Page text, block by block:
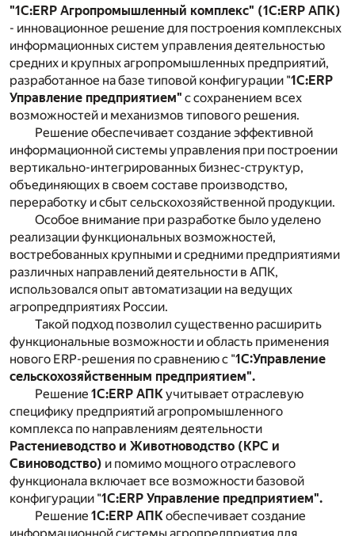
"1С:ERP Агропромышленный комплекс" (1С:ERP АПК)
- инновационное решение для построения комплексных
информационных систем управления деятельностью
средних и крупных агропромышленных предприятий,
разработанное на базе типовой конфигурации "1С:ERP
Управление предприятием" с сохранением всех
возможностей и механизмов типового решения.
Решение обеспечивает создание эффективной
информационной системы управления при построении
вертикально-интегрированных бизнес-структур,
объединяющих в своем составе производство,
переработку и сбыт сельскохозяйственной продукции.
Особое внимание при разработке было уделено
реализации функциональных возможностей,
востребованных крупными и средними предприятиями
различных направлений деятельности в АПК,
использовался опыт автоматизации на ведущих
агропредприятиях России.
Такой подход позволил существенно расширить
функциональные возможности и область применения
нового ERP-решения по сравнению с "1С:Управление
сельскохозяйственным предприятием".
Решение 1С:ERP АПКучитывает отраслевую
специфику предприятий агропромышленного
комплекса по направлениям деятельности
Растениеводство и Животноводство (КРС и
Свиноводство) и помимо мощного отраслевого
функционала включает все возможности базовой
конфигурации "1С:ERP Управление предприятием".
Решение 1С:ERP АПКобеспечивает создание
информационной системы агропредприятия для